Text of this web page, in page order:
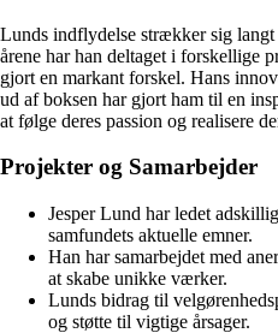
Lunds indflydelse strækker sig
årene har han deltaget i forskellige
gjort en markant forskel. Hans
ud af boksen har gjort ham til en
at følge deres passion og realisere
Projekter og Samarbejder
Jesper Lund har ledet
samfundets aktuelle emner.
Han har samarbejdet med
at skabe unikke værker.
Lunds bidrag til
og støtte til vigtige årsager.